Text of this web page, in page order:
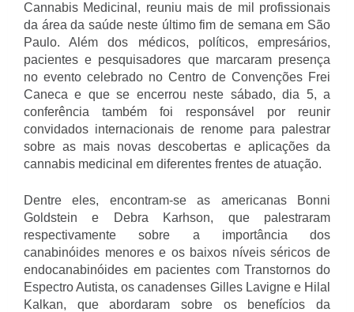
Cannabis Medicinal, reuniu mais de mil profissionais
da área da saúde neste último fim de semana em São
Paulo. Além dos médicos, políticos, empresários,
pacientes e pesquisadores que marcaram presença
no evento celebrado no Centro de Convenções Frei
Caneca e que se encerrou neste sábado, dia 5, a
conferência também foi responsável por reunir
convidados internacionais de renome para palestrar
sobre as mais novas descobertas e aplicações da
cannabis medicinal em diferentes frentes de atuação.
Dentre eles, encontram-se as americanas Bonni
Goldstein e Debra Karhson, que palestraram
respectivamente sobre a importância dos
canabinóides menores e os baixos níveis séricos de
endocanabinóides em pacientes com Transtornos do
Espectro Autista, os canadenses Gilles Lavigne e Hilal
Kalkan, que abordaram sobre os benefícios da